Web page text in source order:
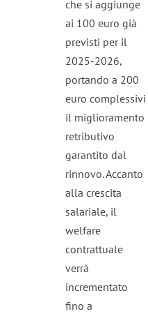
che si aggiunge
ai 100 euro già
previsti per il
2025-2026,
portando a 200
euro complessivi
il miglioramento
retributivo
garantito dal
rinnovo. Accanto
alla crescita
salariale, il
welfare
contrattuale
verrà
incrementato
fino a